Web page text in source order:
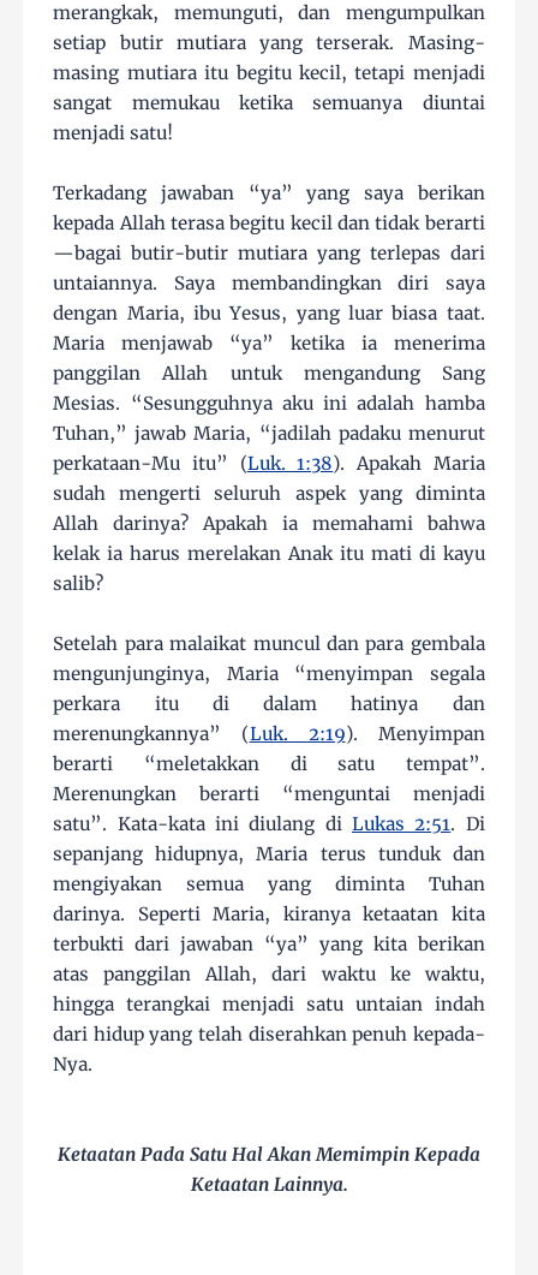
merangkak, memunguti, dan mengumpulkan
setiap butir mutiara yang terserak. Masing-
masing mutiara itu begitu kecil, tetapi menjadi
sangat memukau ketika semuanya diuntai
menjadi satu!
Terkadang jawaban “ya” yang saya berikan
kepada Allah terasa begitu kecil dan tidak berarti
—bagai butir-butir mutiara yang terlepas dari
untaiannya. Saya membandingkan diri saya
dengan Maria, ibu Yesus, yang luar biasa taat.
Maria menjawab “ya” ketika ia menerima
panggilan Allah untuk mengandung Sang
Mesias. “Sesungguhnya aku ini adalah hamba
Tuhan,” jawab Maria, “jadilah padaku menurut
perkataan-Mu itu” (Luk. 1:38). Apakah Maria
sudah mengerti seluruh aspek yang diminta
Allah darinya? Apakah ia memahami bahwa
kelak ia harus merelakan Anak itu mati di kayu
salib?
Setelah para malaikat muncul dan para gembala
mengunjunginya, Maria “menyimpan segala
perkara itu di dalam hatinya dan
merenungkannya” (Luk. 2:19). Menyimpan
berarti “meletakkan di satu tempat”.
Merenungkan berarti “menguntai menjadi
satu”. Kata-kata ini diulang di Lukas 2:51. Di
sepanjang hidupnya, Maria terus tunduk dan
mengiyakan semua yang diminta Tuhan
darinya. Seperti Maria, kiranya ketaatan kita
terbukti dari jawaban “ya” yang kita berikan
atas panggilan Allah, dari waktu ke waktu,
hingga terangkai menjadi satu untaian indah
dari hidup yang telah diserahkan penuh kepada-
Nya.
Ketaatan Pada Satu Hal Akan Memimpin Kepada
Ketaatan Lainnya.